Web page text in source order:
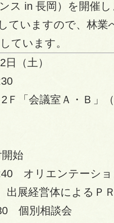
ス in 長岡）を開催
ていますので、林業
ています。
（土）
「会議室Ａ・Ｂ」（
始
エンテーション
経営体によるＰ
別相談会